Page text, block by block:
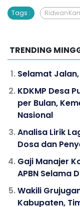
Tags : Ridwan
TRENDING
Selamat
KDKMP Desa
per Bulan,
Nasional
Analisa Lirik
Dosa dan
Gaji Manajer
APBN Selama
Wakili
Kabupaten,